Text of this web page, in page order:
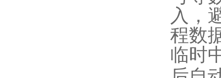
入，
程数
临时